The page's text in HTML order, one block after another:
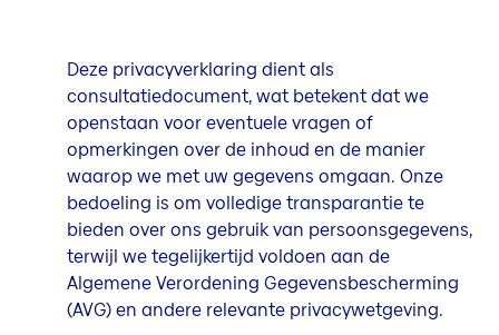
Deze privacyverklaring dient als
consultatiedocument, wat betekent dat we
openstaan voor eventuele vragen of
opmerkingen over de inhoud en de manier
waarop we met uw gegevens omgaan. Onze
bedoeling is om volledige transparantie te
bieden over ons gebruik van persoonsgegevens,
terwijl we tegelijkertijd voldoen aan de
Algemene Verordening Gegevensbescherming
(AVG) en andere relevante privacywetgeving.